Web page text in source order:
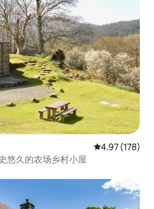
平均评分 4.97
4.97 (178)
悠久的农场乡村小屋